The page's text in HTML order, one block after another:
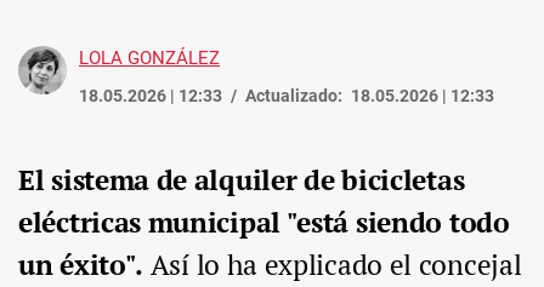
LOLA GONZÁLEZ
18.05.2026 | 12:33 Actualizado: 18.05.2026 | 12:33
El sistema de alquiler de bicicletas
eléctricas municipal "está siendo todo
un éxito". Así lo ha explicado el concejal